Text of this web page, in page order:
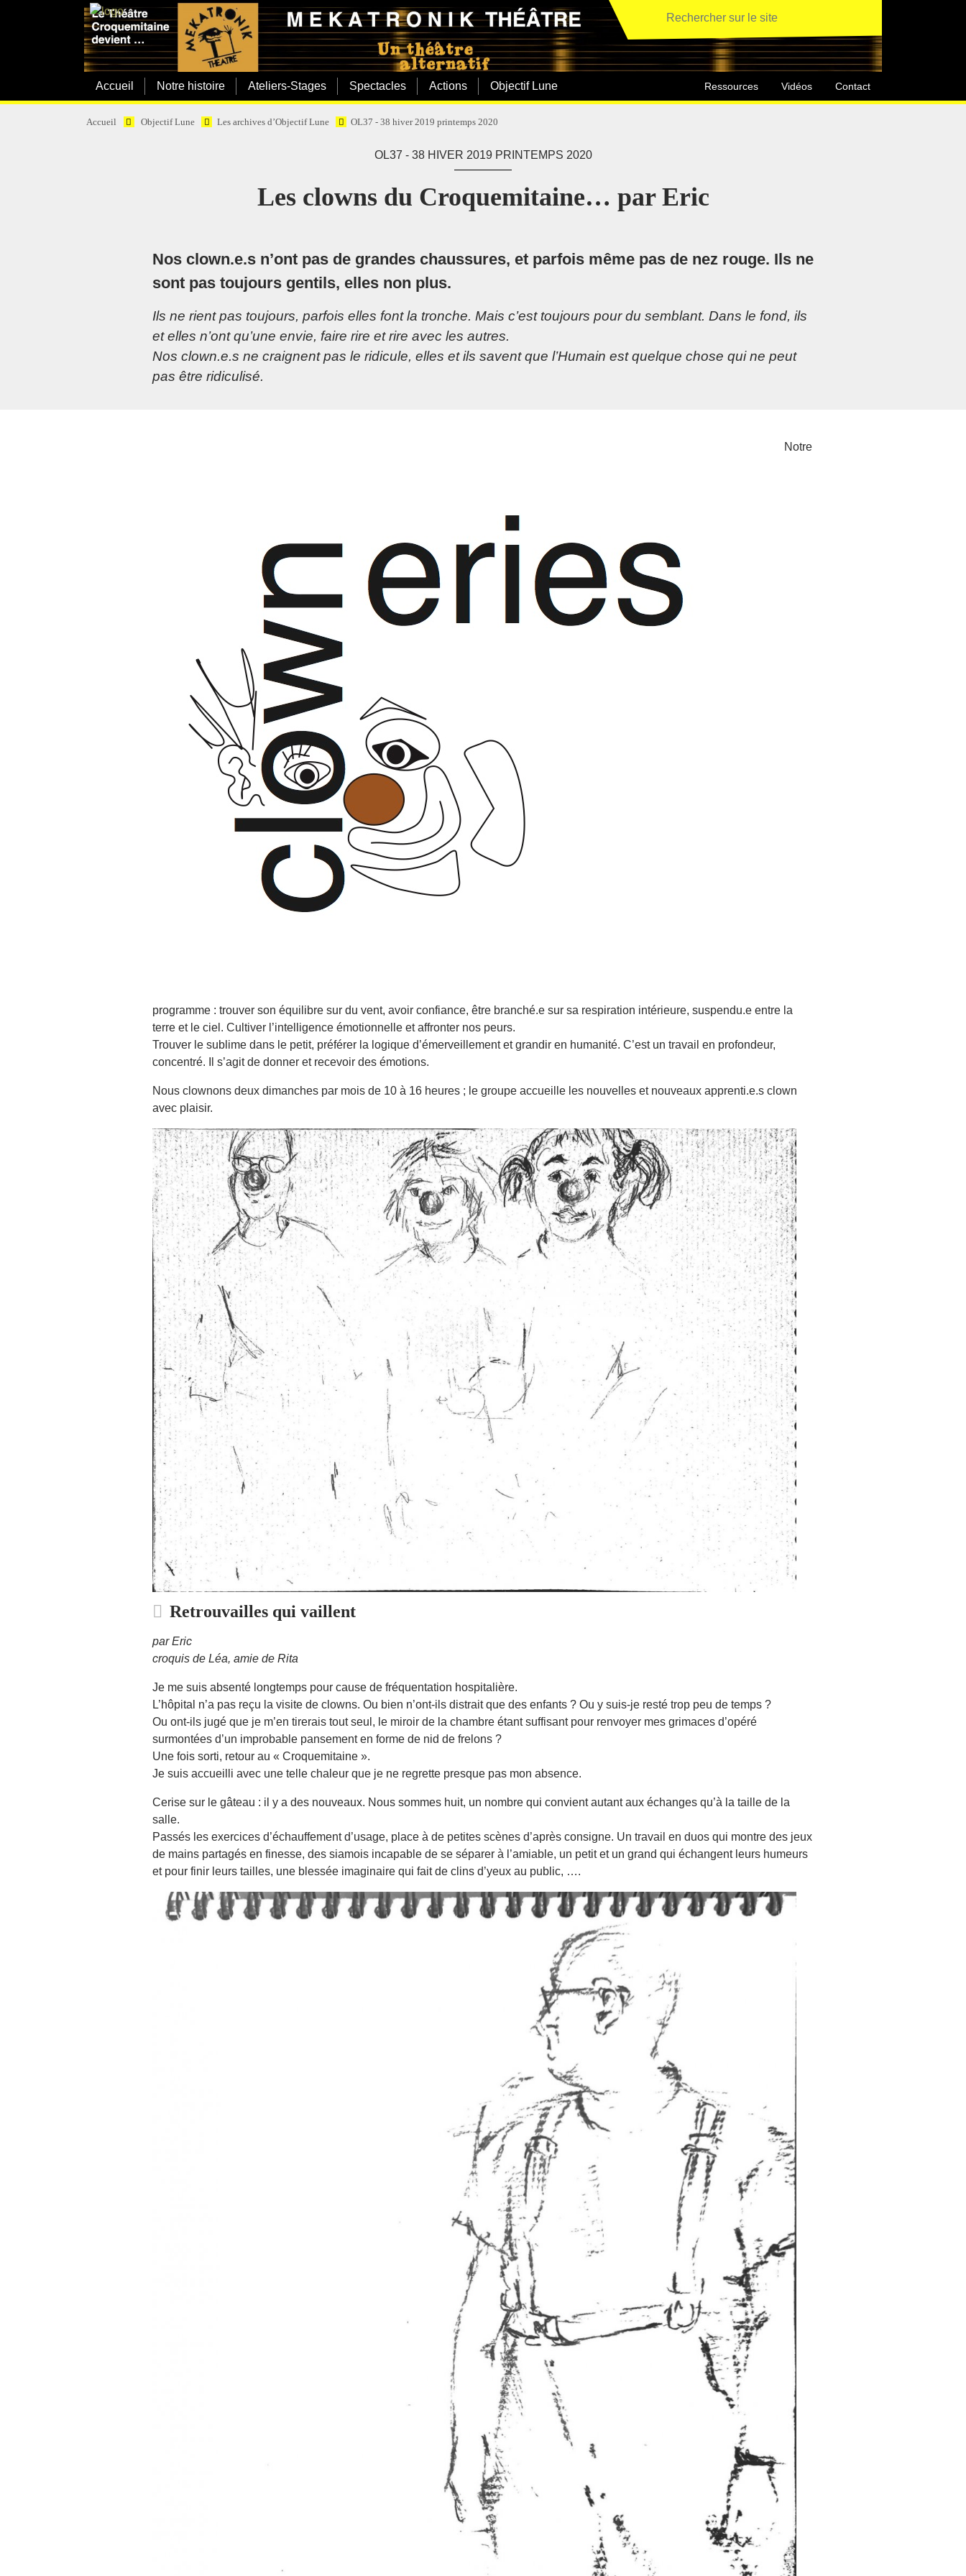
Accueil Notre histoire Ateliers-Stages Spectacles Actions Objectif Lune Ressources Vidéos Contact
Accueil Objectif Lune Les archives d’Objectif Lune OL37 - 38 hiver 2019 printemps 2020
OL37 - 38 HIVER 2019 PRINTEMPS 2020
Les clowns du Croquemitaine… par Eric
Nos clown.e.s n’ont pas de grandes chaussures, et parfois même pas de nez rouge. Ils ne
sont pas toujours gentils, elles non plus.
Ils ne rient pas toujours, parfois elles font la tronche. Mais c’est toujours pour du semblant. Dans le fond, ils
et elles n’ont qu’une envie, faire rire et rire avec les autres.
Nos clown.e.s ne craignent pas le ridicule, elles et ils savent que l’Humain est quelque chose qui ne peut
pas être ridiculisé.
Notre
programme : trouver son équilibre sur du vent, avoir confiance, être branché.e sur sa respiration intérieure, suspendu.e entre la
terre et le ciel. Cultiver l’intelligence émotionnelle et affronter nos peurs.
Trouver le sublime dans le petit, préférer la logique d’émerveillement et grandir en humanité. C’est un travail en profondeur,
concentré. Il s’agit de donner et recevoir des émotions.
Nous clownons deux dimanches par mois de 10 à 16 heures ; le groupe accueille les nouvelles et nouveaux apprenti.e.s clown
avec plaisir.
Retrouvailles qui vaillent
par Eric
croquis de Léa, amie de Rita
Je me suis absenté longtemps pour cause de fréquentation hospitalière.
L’hôpital n’a pas reçu la visite de clowns. Ou bien n’ont-ils distrait que des enfants ? Ou y suis-je resté trop peu de temps ?
Ou ont-ils jugé que je m’en tirerais tout seul, le miroir de la chambre étant suffisant pour renvoyer mes grimaces d’opéré
surmontées d’un improbable pansement en forme de nid de frelons ?
Une fois sorti, retour au « Croquemitaine ».
Je suis accueilli avec une telle chaleur que je ne regrette presque pas mon absence.
Cerise sur le gâteau : il y a des nouveaux. Nous sommes huit, un nombre qui convient autant aux échanges qu’à la taille de la
salle.
Passés les exercices d’échauffement d’usage, place à de petites scènes d’après consigne. Un travail en duos qui montre des jeux
de mains partagés en finesse, des siamois incapable de se séparer à l’amiable, un petit et un grand qui échangent leurs humeurs
et pour finir leurs tailles, une blessée imaginaire qui fait de clins d’yeux au public, ….